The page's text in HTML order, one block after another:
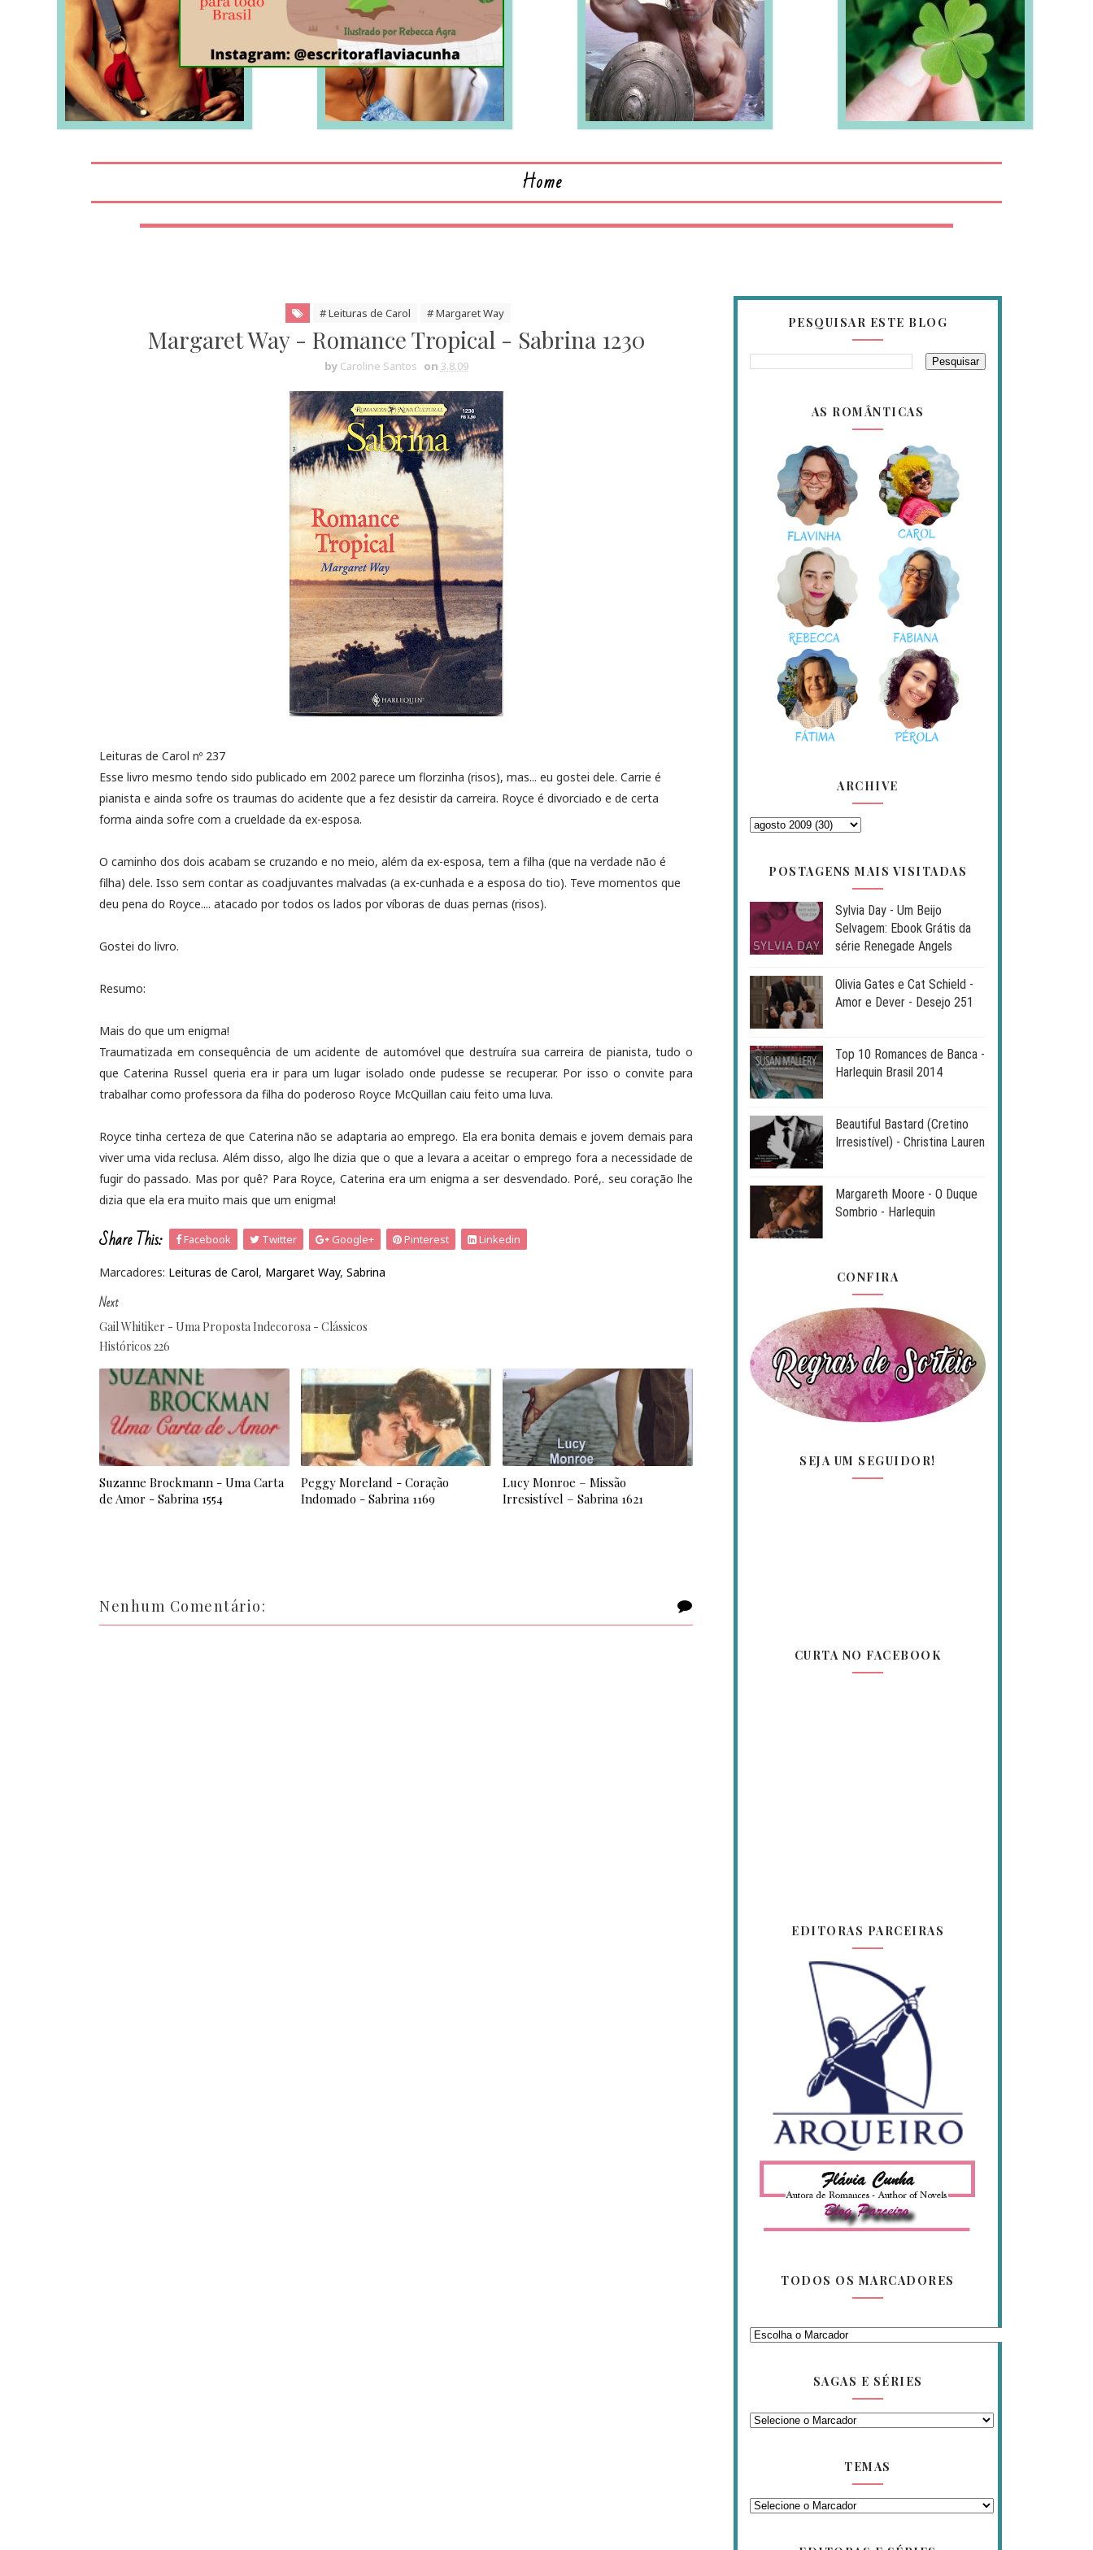
LEIA MAIS LEIA MAIS
Home
# Leituras de Carol # Margaret Way
Margaret Way - Romance Tropical - Sabrina 1230
by Caroline Santos on 3.8.09
Leituras de Carol nº 237
Esse livro mesmo tendo sido publicado em 2002 parece um florzinha (risos), mas... eu gostei dele. Carrie é
pianista e ainda sofre os traumas do acidente que a fez desistir da carreira. Royce é divorciado e de certa
forma ainda sofre com a crueldade da ex-esposa.
O caminho dos dois acabam se cruzando e no meio, além da ex-esposa, tem a filha (que na verdade não é
filha) dele. Isso sem contar as coadjuvantes malvadas (a ex-cunhada e a esposa do tio). Teve momentos que
deu pena do Royce.... atacado por todos os lados por víboras de duas pernas (risos).
Gostei do livro.
Resumo:
Mais do que um enigma!
Traumatizada em consequência de um acidente de automóvel que destruíra sua carreira de pianista, tudo o
que Caterina Russel queria era ir para um lugar isolado onde pudesse se recuperar. Por isso o convite para
trabalhar como professora da filha do poderoso Royce McQuillan caiu feito uma luva.
Royce tinha certeza de que Caterina não se adaptaria ao emprego. Ela era bonita demais e jovem demais para
viver uma vida reclusa. Além disso, algo lhe dizia que o que a levara a aceitar o emprego fora a necessidade de
fugir do passado. Mas por quê? Para Royce, Caterina era um enigma a ser desvendado. Poré,. seu coração lhe
dizia que ela era muito mais que um enigma!
Share This: Facebook Twitter Google+ Pinterest Linkedin
Marcadores: Leituras de Carol, Margaret Way, Sabrina
Next
Gail Whitiker - Uma Proposta Indecorosa - Clássicos
Históricos 226
Suzanne Brockmann - Uma Carta
de Amor - Sabrina 1554
Peggy Moreland - Coração
Indomado - Sabrina 1169
Lucy Monroe – Missão
Irresistível – Sabrina 1621
Nenhum Comentário:
PESQUISAR ESTE BLOG
AS ROMÂNTICAS
ARCHIVE
POSTAGENS MAIS VISITADAS
Sylvia Day - Um Beijo
Selvagem: Ebook Grátis da
série Renegade Angels
Olivia Gates e Cat Schield -
Amor e Dever - Desejo 251
Top 10 Romances de Banca -
Harlequin Brasil 2014
Beautiful Bastard (Cretino
Irresistível) - Christina Lauren
Margareth Moore - O Duque
Sombrio - Harlequin
CONFIRA
SEJA UM SEGUIDOR!
CURTA NO FACEBOOK
EDITORAS PARCEIRAS
TODOS OS MARCADORES
SAGAS E SÉRIES
TEMAS